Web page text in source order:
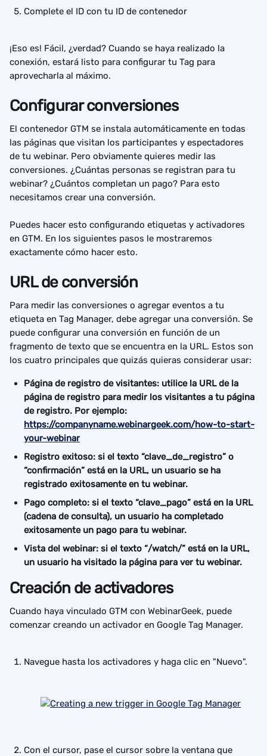
Complete el ID con tu ID de contenedor
¡Eso es! Fácil, ¿verdad? Cuando se haya realizado la
conexión, estará listo para configurar tu Tag para
aprovecharla al máximo.
Configurar conversiones
El contenedor GTM se instala automáticamente en todas
las páginas que visitan los participantes y espectadores
de tu webinar. Pero obviamente quieres medir las
conversiones. ¿Cuántas personas se registran para tu
webinar? ¿Cuántos completan un pago? Para esto
necesitamos crear una conversión.
Puedes hacer esto configurando etiquetas y activadores
en GTM. En los siguientes pasos le mostraremos
exactamente cómo hacer esto.
URL de conversión
Para medir las conversiones o agregar eventos a tu
etiqueta en Tag Manager, debe agregar una conversión. Se
puede configurar una conversión en función de un
fragmento de texto que se encuentra en la URL. Estos son
los cuatro principales que quizás quieras considerar usar:
Página de registro de visitantes: utilice la URL de la
página de registro para medir los visitantes a tu página
de registro. Por ejemplo:
https://companyname.webinargeek.com/how-to-start-
your-webinar
Registro exitoso: si el texto “clave_de_registro” o
“confirmación” está en la URL, un usuario se ha
registrado exitosamente en tu webinar.
Pago completo: si el texto “clave_pago” está en la URL
(cadena de consulta), un usuario ha completado
exitosamente un pago para tu webinar.
Vista del webinar: si el texto “/watch/” está en la URL,
un usuario ha visitado la página para ver tu webinar.
Creación de activadores
Cuando haya vinculado GTM con WebinarGeek, puede
comenzar creando un activador en Google Tag Manager.
Navegue hasta los activadores y haga clic en "Nuevo".
Con el cursor, pase el cursor sobre la ventana que